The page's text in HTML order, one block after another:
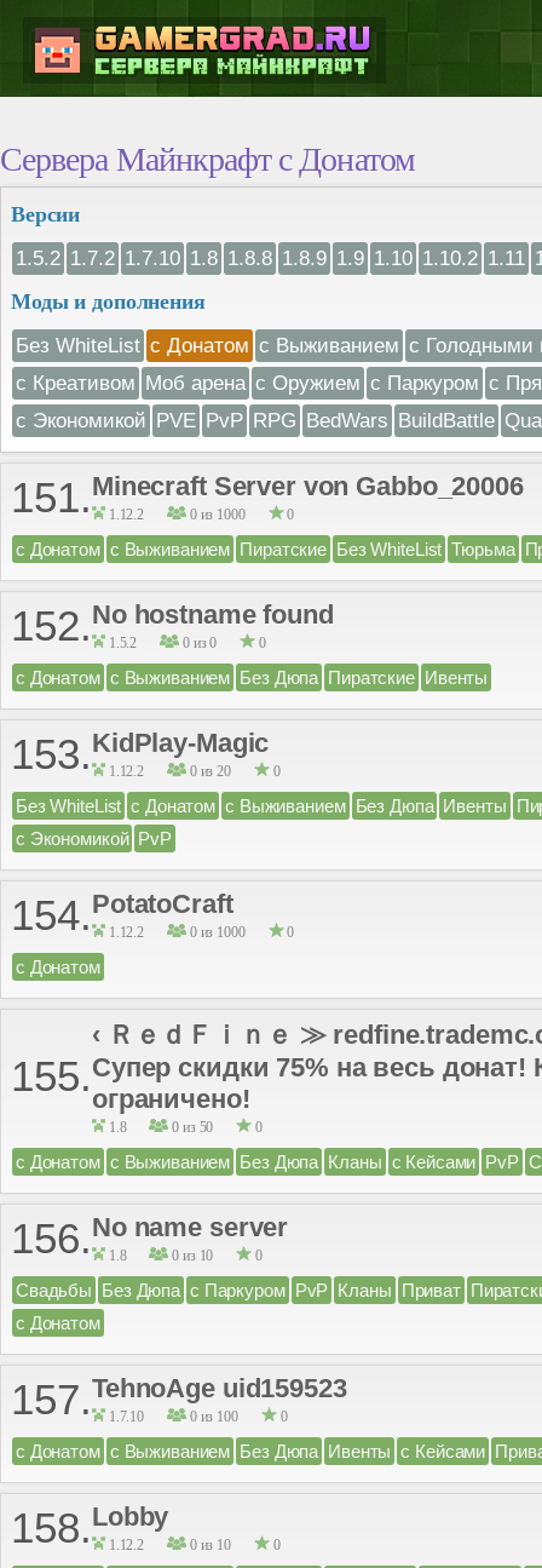
Сервера Майнкрафт с Донатом
Версии
1.5.2 1.7.2 1.7.10 1.8 1.8.8 1.8.9 1.9 1.10 1.10.2 1.11
Моды и дополнения
Без WhiteList с Донатом с Выживанием с Голодными
с Креативом Моб арена с Оружием с Паркуром с
с Экономикой PVE PvP RPG BedWars BuildBattle
151.Minecraft Server von Gabbo_20006
1.12.2 0 из 1000 0
с Донатом с Выживанием Пиратские Без WhiteList Тюрьма
152.No hostname found
1.5.2 0 из 0 0
с Донатом с Выживанием Без Дюпа Пиратские Ивенты
153.KidPlay-Magic
1.12.2 0 из 20 0
Без WhiteList с Донатом с Выживанием Без Дюпа Ивенты
с Экономикой PvP
154.PotatoCraft
1.12.2 0 из 1000 0
с Донатом
155.
‹ ＲｅｄＦｉｎｅ ≫
Супер скидки 75% на весь донат!
ограничено!
1.8 0 из 50 0
с Донатом с Выживанием Без Дюпа Кланы с Кейсами PvP
156.No name server
1.8 0 из 10 0
Свадьбы Без Дюпа с Паркуром PvP Кланы Приват
с Донатом
157.TehnoAge uid159523
1.7.10 0 из 100 0
с Донатом с Выживанием Без Дюпа Ивенты с Кейсами
158.Lobby
1.12.2 0 из 10 0